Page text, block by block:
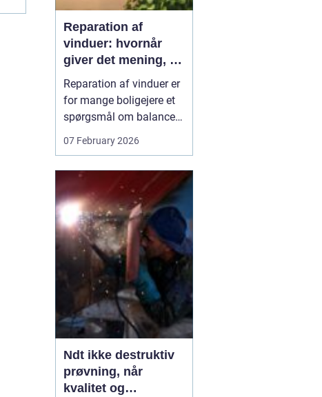
Reparation af
vinduer: hvornår
giver det mening, og
hvad skal du
vælge?
Reparation af vinduer er
for mange boligejere et
spørgsmål om balance.
På den ene side vil du
gerne bevare husets
unødvendige udgifter. På
den anden side skal
vinduerne være tætte,
ene...
07 February 2026
Ndt ikke destruktiv
prøvning, når
kvalitet og